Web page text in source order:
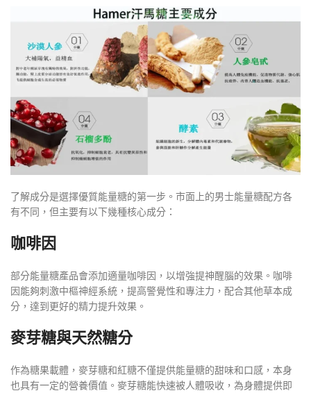
了解成分是選擇優質能量糖的第一步。市面上的男士能量糖配方各
有不同，但主要有以下幾種核心成分：
咖啡因
部分能量糖產品會添加適量咖啡因，以增強提神醒腦的效果。咖啡
因能夠刺激中樞神經系統，提高警覺性和專注力，配合其他草本成
分，達到更好的精力提升效果。
麥芽糖與天然糖分
作為糖果載體，麥芽糖和紅糖不僅提供能量糖的甜味和口感，本身
也具有一定的營養價值。麥芽糖能快速被人體吸收，為身體提供即